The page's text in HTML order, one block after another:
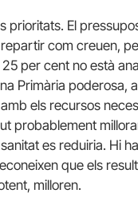
prioritats. El
com creuen,
per cent no està
Primària poderosa,
els recursos
probablement
es reduiria. Hi
que els
milloren.